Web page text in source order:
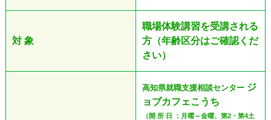
対 象
職場体験講習を受講される
方（年齢区分はご確認くだ
さい）
高知県就職支援相談センター ジ
ョブカフェこうち
（開 所 日 ：月曜～金曜、第2・第4土